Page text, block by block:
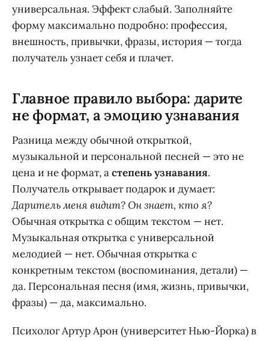
универсальная. Эффект слабый. Заполняйте
форму максимально подробно: профессия,
внешность, привычки, фразы, история — тогда
получатель узнает себя и плачет.
Главное правило выбора: дарите
не формат, а эмоцию узнавания
Разница между обычной открыткой,
музыкальной и персональной песней — это не
цена и не формат, астепень узнавания.
Получатель открывает подарок и думает:
Даритель меня видит? Он знает, кто я?
Обычная открытка с общим текстом — нет.
Музыкальная открытка с универсальной
мелодией — нет. Обычная открытка с
конкретным текстом (воспоминания, детали) —
да. Персональная песня (имя, жизнь, привычки,
фразы) — да, максимально.
Психолог Артур Арон (университет Нью-Йорка) в